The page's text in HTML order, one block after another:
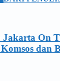
Jakarta On
dan